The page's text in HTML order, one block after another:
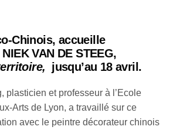
Chinois, accueille
VAN DE STEEG,
jusqu’au 18 avril.
plasticien et professeur à l’Ecole
Arts de Lyon, a travaillé sur ce
avec le peintre décorateur chinois